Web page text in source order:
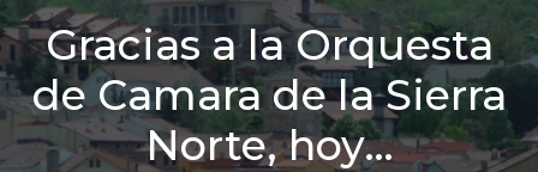
Gracias a la Orquesta
de Camara de la Sierra
Norte, hoy…